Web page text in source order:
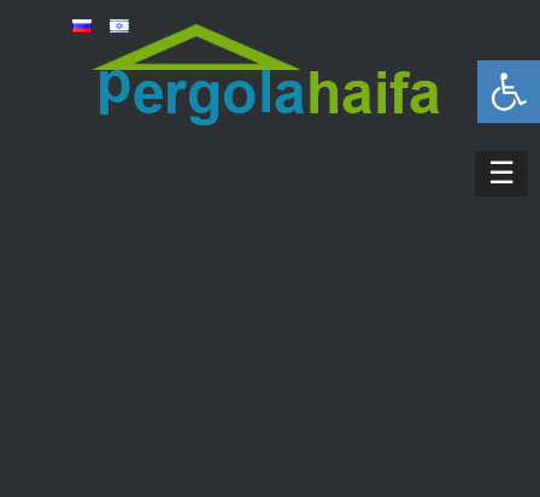
פתח סרגל נגישות
☰